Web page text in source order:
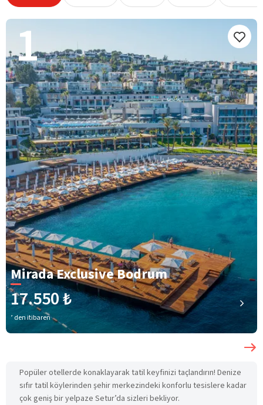
1
Mirada Exclusive Bodrum
17.550 ₺
’ den itibaren
Popüler otellerde konaklayarak tatil keyfinizi taçlandırın! Denize
sıfır tatil köylerinden şehir merkezindeki konforlu tesislere kadar
çok geniş bir yelpaze Setur’da sizleri bekliyor.